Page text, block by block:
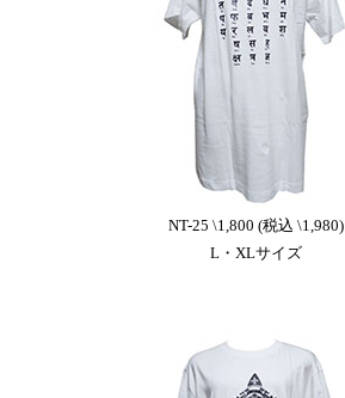
NT-25 \1,800 (税込 \1,980)
L・XLサイズ